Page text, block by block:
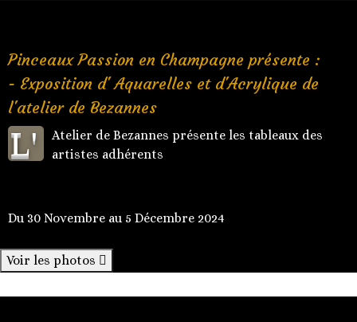
Pinceaux Passion en Champagne présente :
- Exposition d' Aquarelles et d'Acrylique de
l'atelier de Bezannes
L'
Atelier de Bezannes présente les tableaux des
artistes adhérents
Du 30 Novembre au 5 Décembre 2024
Voir les photos